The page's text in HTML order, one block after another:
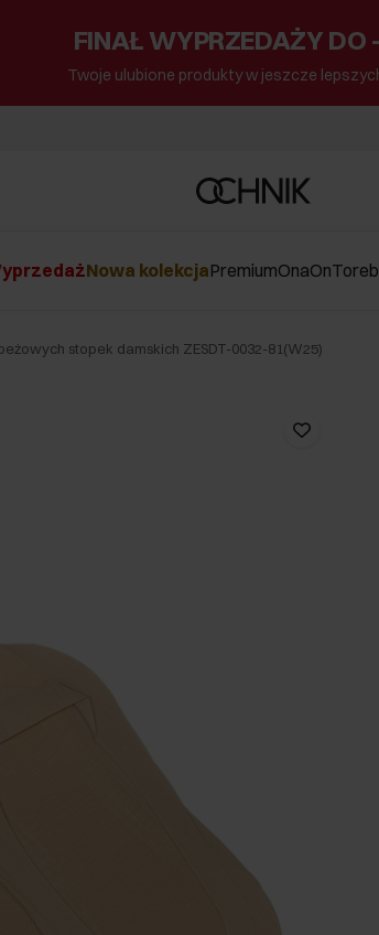
FINAŁ WYPRZEDAŻY DO
Twoje ulubione produkty w jeszcze
Nowa kolekcjaPremiumOnaOn
stopek damskich ZESDT-0032-81(W25)